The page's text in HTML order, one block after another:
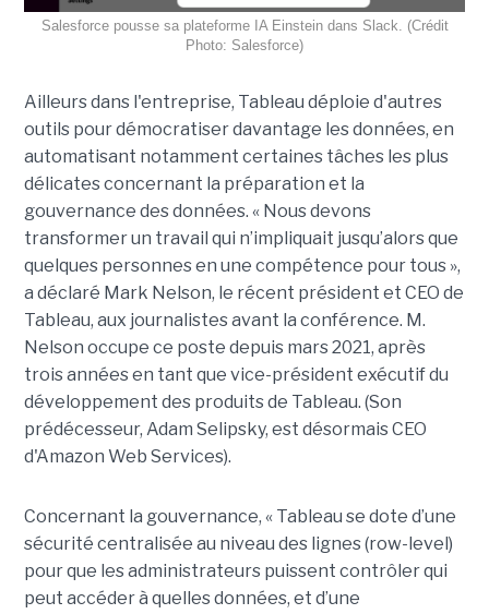
Salesforce pousse sa plateforme IA Einstein dans Slack. (Crédit
Photo: Salesforce)
Ailleurs dans l'entreprise, Tableau déploie d'autres
outils pour démocratiser davantage les données, en
automatisant notamment certaines tâches les plus
délicates concernant la préparation et la
gouvernance des données. « Nous devons
transformer un travail qui n’impliquait jusqu’alors que
quelques personnes en une compétence pour tous »,
a déclaré Mark Nelson, le récent président et CEO de
Tableau, aux journalistes avant la conférence. M.
Nelson occupe ce poste depuis mars 2021, après
trois années en tant que vice-président exécutif du
développement des produits de Tableau. (Son
prédécesseur, Adam Selipsky, est désormais CEO
d'Amazon Web Services).
Concernant la gouvernance, « Tableau se dote d’une
sécurité centralisée au niveau des lignes (row-level)
pour que les administrateurs puissent contrôler qui
peut accéder à quelles données, et d’une